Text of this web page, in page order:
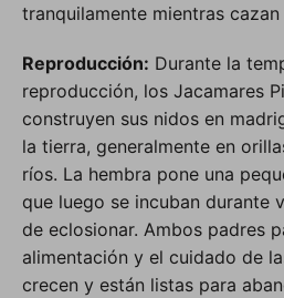
tranquilamente mientras cazan
Reproducción: Durante la
reproducción, los Jacamares
construyen sus nidos en
la tierra, generalmente en
ríos. La hembra pone una
que luego se incuban durante
de eclosionar. Ambos padres
alimentación y el cuidado de
crecen y están listas para